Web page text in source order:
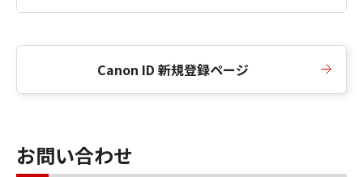
Canon ID 新規登録ページ
お問い合わせ